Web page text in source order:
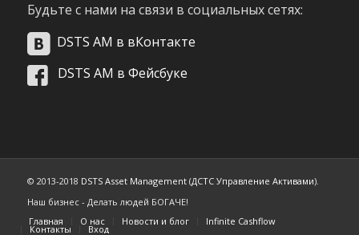
Будьте с нами на связи в социальных сетях:
DSTS AM в вКонтакте
DSTS AM в Фейсбуке
© 2013-2018 DSTS Asset Management(ДСТС Управление Активами).
Наш бизнес - Делать людей БОГАЧЕ!
Главная
О нас Новости и блог Infinite Cashflow
Контакты Вход